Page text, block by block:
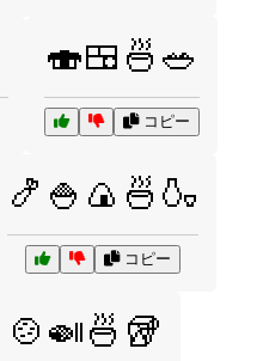
🍣🍱🍜🥗
コピー
🍤🍚🍙🍜🍶
コピー
🍲🍛🍜🥡